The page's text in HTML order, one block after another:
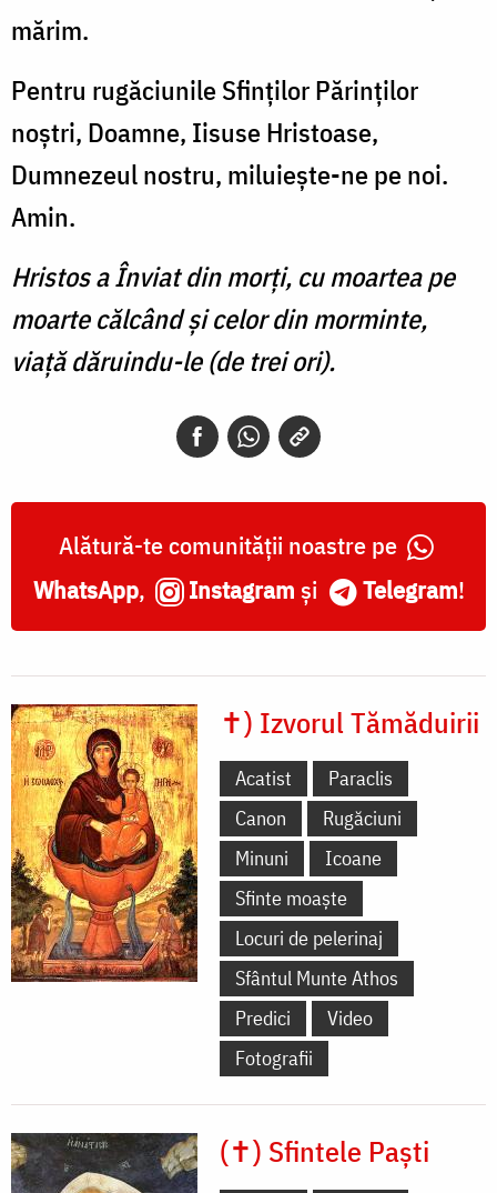
mărim.
Pentru rugăciunile Sfinţilor Părinţilor
noştri, Doamne, Iisuse Hristoase,
Dumnezeul nostru, miluieşte-ne pe noi.
Amin.
Hristos a Înviat din morţi, cu moartea pe
moarte călcând şi celor din morminte,
viaţă dăruindu-le (de trei ori).
Alătură-te comunității noastre pe
WhatsApp, Instagram și Telegram!
✝) Izvorul Tămăduirii
Acatist
Paraclis
Canon
Rugăciuni
Minuni
Icoane
Sfinte moaște
Locuri de pelerinaj
Sfântul Munte Athos
Predici
Video
Fotografii
(✝) Sfintele Paști